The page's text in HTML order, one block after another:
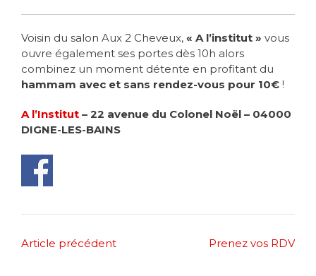
Voisin du salon Aux 2 Cheveux, « A l’institut » vous
ouvre également ses portes dès 10h alors
combinez un moment détente en profitant du
hammam avec et sans rendez-vous pour 10€ !
A l’Institut – 22 avenue du Colonel Noël – 04000
DIGNE-LES-BAINS
Post
Article précédent Prenez vos RDV